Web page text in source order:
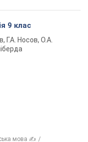
9 клас
Г.А. Носов, О.А.
мова ✍